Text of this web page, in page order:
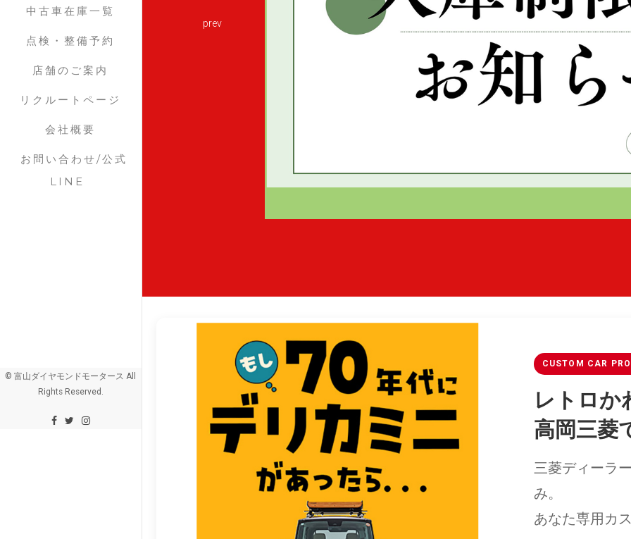
中古車在庫一覧
点検・整備予約
店舗のご案内
リクルートページ
会社概要
お問い合わせ/公式
LINE
© 富山ダイヤモンドモータース All
Rights Reserved.
prev
CUSTOM CAR
レトロか
高岡三菱
三菱ディーラ
み。
あなた専用カ